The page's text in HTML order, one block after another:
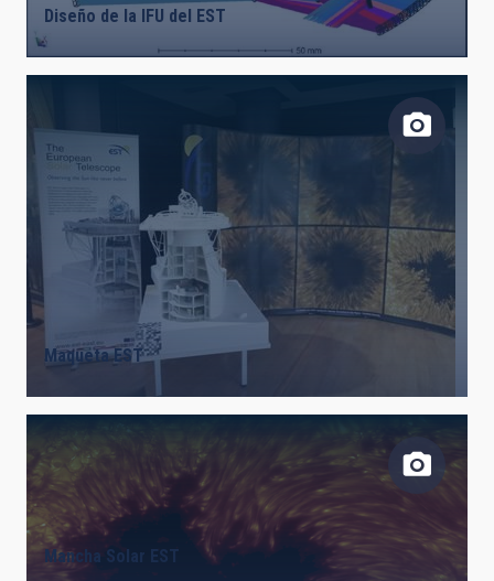
ETIQUETAS LIBRES
FECHA DE CREACIÓN ORDENAR POR ORDEN
Diseño de la IFU del EST
Maqueta EST
Mancha Solar EST